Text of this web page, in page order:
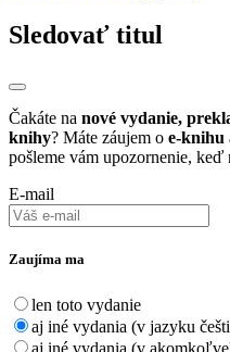
Sledovať titul
Čakáte na nové vydanie,
knihy? Máte záujem o e-knihu
pošleme vám upozornenie,
E-mail
Zaujíma ma
len toto vydanie
aj iné vydania (v jazyku
aj iné vydania (v